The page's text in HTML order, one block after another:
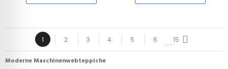
1 2 3 4 5 6 .....15
Moderne Maschinenwebteppiche